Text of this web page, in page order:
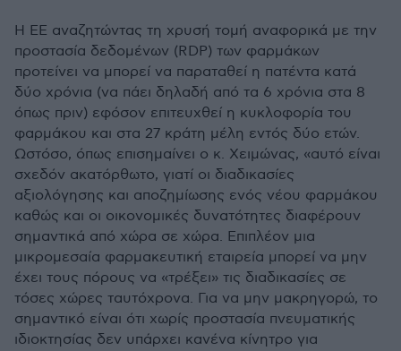
Η ΕΕ αναζητώντας τη χρυσή τομή αναφορικά με την
προστασία δεδομένων (RDP) των φαρμάκων
προτείνει να μπορεί να παραταθεί η πατέντα κατά
δύο χρόνια (να πάει δηλαδή από τα 6 χρόνια στα 8
όπως πριν) εφόσον επιτευχθεί η κυκλοφορία του
φαρμάκου και στα 27 κράτη μέλη εντός δύο ετών.
Ωστόσο, όπως επισημαίνει ο κ. Χειμώνας, «αυτό είναι
σχεδόν ακατόρθωτο, γιατί οι διαδικασίες
αξιολόγησης και αποζημίωσης ενός νέου φαρμάκου
καθώς και οι οικονομικές δυνατότητες διαφέρουν
σημαντικά από χώρα σε χώρα. Επιπλέον μια
μικρομεσαία φαρμακευτική εταιρεία μπορεί να μην
έχει τους πόρους να «τρέξει» τις διαδικασίες σε
τόσες χώρες ταυτόχρονα. Για να μην μακρηγορώ, το
σημαντικό είναι ότι χωρίς προστασία πνευματικής
ιδιοκτησίας δεν υπάρχει κανένα κίνητρο για